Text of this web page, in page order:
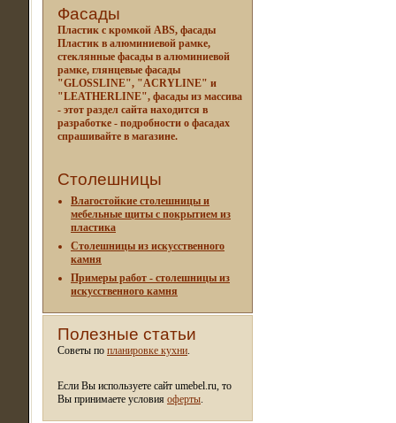
Фасады
Пластик с кромкой ABS, фасады
Пластик в алюминиевой рамке,
стеклянные фасады в алюминиевой
рамке, глянцевые фасады
"GLOSSLINE", "ACRYLINE" и
"LEATHERLINE", фасады из массива
- этот раздел сайта находится в
разработке - подробности о фасадах
спрашивайте в магазине.
Столешницы
Влагостойкие столешницы и
мебельные щиты c покрытием из
пластика
Столешницы из искусственного
камня
Примеры работ - столешницы из
искусственного камня
Полезные статьи
Советы по планировке кухни.
Если Вы используете сайт umebel.ru, то
Вы принимаете условия оферты.